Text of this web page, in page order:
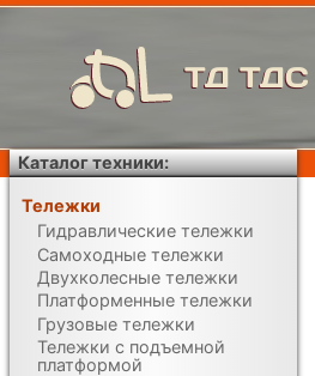
ТД ТДС
Каталог техники:
Тележки
Гидравлические тележки
Самоходные тележки
Двухколесные тележки
Платформенные тележки
Грузовые тележки
Тележки с подъемной
платформой